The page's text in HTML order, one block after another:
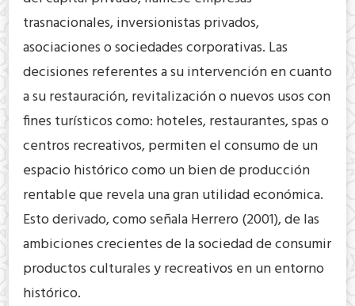
trasnacionales, inversionistas privados,
asociaciones o sociedades corporativas. Las
decisiones referentes a su intervención en cuanto
a su restauración, revitalización o nuevos usos con
fines turísticos como: hoteles, restaurantes, spas o
centros recreativos, permiten el consumo de un
espacio histórico como un bien de producción
rentable que revela una gran utilidad económica.
Esto derivado, como señala Herrero (2001), de las
ambiciones crecientes de la sociedad de consumir
productos culturales y recreativos en un entorno
histórico.